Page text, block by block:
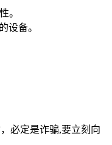
。
设备。
必定是诈骗,要立刻向